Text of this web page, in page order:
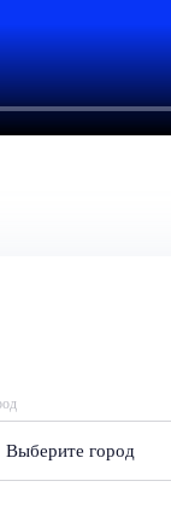
Выберите город